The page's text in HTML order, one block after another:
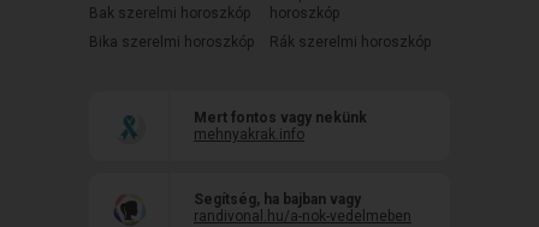
Bak szerelmi horoszkóp
Bika szerelmi horoszkóp
horoszkóp
Rák szerelmi horoszkóp
Mert fontos vagy nekünk
mehnyakrak.info
Segítség, ha bajban vagy
randivonal.hu/a-nok-vedelmeben